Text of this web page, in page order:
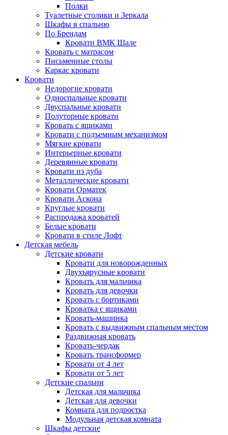
Полки
Туалетные столики и Зеркала
Шкафы в спальню
По Брендам
Кровати ВМК Шале
Кровать с матрасом
Письменные столы
Каркас кровати
Кровати
Недорогие кровати
Односпальные кровати
Двуспальные кровати
Полуторные кровати
Кровать с ящиками
Кровати с подъемным механизмом
Мягкие кровати
Интерьерные кровати
Деревянные кровати
Кровати из дуба
Металлические кровати
Кровати Орматек
Кровати Аскона
Круглые кровати
Распродажа кроватей
Белые кровати
Кровати в стиле Лофт
Детская мебель
Детские кровати
Кровати для новорожденных
Двухъярусные кровати
Кровать для мальчика
Кровать для девочки
Кровать с бортиками
Кроватка с ящиками
Кровать-машинка
Кровать с выдвижным спальным местом
Раздвижная кровать
Кровать-чердак
Кровать трансформер
Кровати от 4 лет
Кровати от 5 лет
Детские спальни
Детская для мальчика
Детская для девочки
Комната для подростка
Модульная детская комната
Шкафы детские